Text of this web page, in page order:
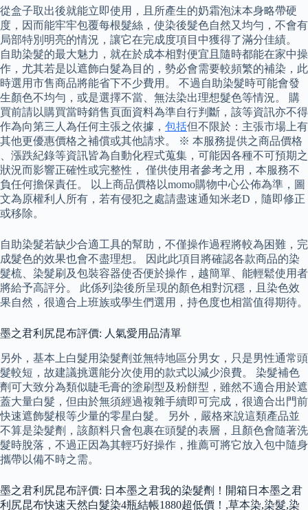
從盒子取出後就能立即使用，且所產生的奶霜泡沫本身略帶硬
度，因而能牢牢包覆每根髮絲，使染後髮色自然又均勻，不會有
局部特別明亮的情況，讓它在完成度項目中獲得了滿分佳績。
自助染髮的最大魅力，就在於成本相對便宜且隨時都能在家中操
作，尤其若是以遮飾白髮為目的，勢必會需要較頻繁的補染，此
時選用市售商品將能省下不少費用。 不過自助染髮時可能會發
生顏色不均勻，或是選擇不當、無法染出理想髮色等情況。 購
買前請以購買當時銷售頁面資料為準自行判斷，該等資訊亦不得
作為向第三人為任何主張之依據， 包括但不限於：主張市場上有
其他更優惠價格之補償或其他請求。 ※ 本服務提供之商品價格
、漲跌紀錄等資訊皆為自動化程式蒐集，可能因各種不可預期之
狀況而影響正確性或完整性， 僅供使用者參考之用，本服務不
負任何擔保責任。 以上商品價格以momo購物中心公佈為準，圖
文為原權利人所有，若有侵犯之處請盡速通知米老D，隨即修正
或移除。
自助染髮若缺少合適工具的幫助，不僅操作過程將較為困難，完
成髮色的效果也會不盡理想。 因此此項目將確認各款商品的染
髮梳、染髮刷及包裝容器使否便於操作，越簡單、能輕鬆使用者
將給予高評分。 此係列染後所呈現的顏色相對沉穩，且染色效
果自然，很適合上班族或學生們選用，持色度也相當值得期待。
墨之君利尻昆布評價: 人氣愛用品清單
另外，基本上白髮用染髮劑並無特地區分男女，只是男性通常頭
髮較短，故建議挑選能分次使用的款式以減少浪費。 染髮補色
劑可大致分為類似睫毛膏的塗刷型及粉餅型，雖然不適合用於遮
蓋大量白髮，但由於無須經過複雜手續即可完成，很適合出門前
快速遮飾髮根等少量的零星白髮。 另外，嚴格來說這類產品並
不算是染髮劑，該顏料只會包裹在頭髮的表層，且顏色會隨著洗
髮時脫落，不過正因為其輕巧好操作，推薦可將它放入包中隨身
攜帶以備不時之需。
墨之君利尻昆布評價: 日本墨之君我的染髮劑！開箱日本墨之君
利尻昆布快速天然白髮染4瓶結帳1880超低價！,草本染,染髮,染